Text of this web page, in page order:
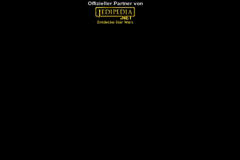
Offizieller Partner von